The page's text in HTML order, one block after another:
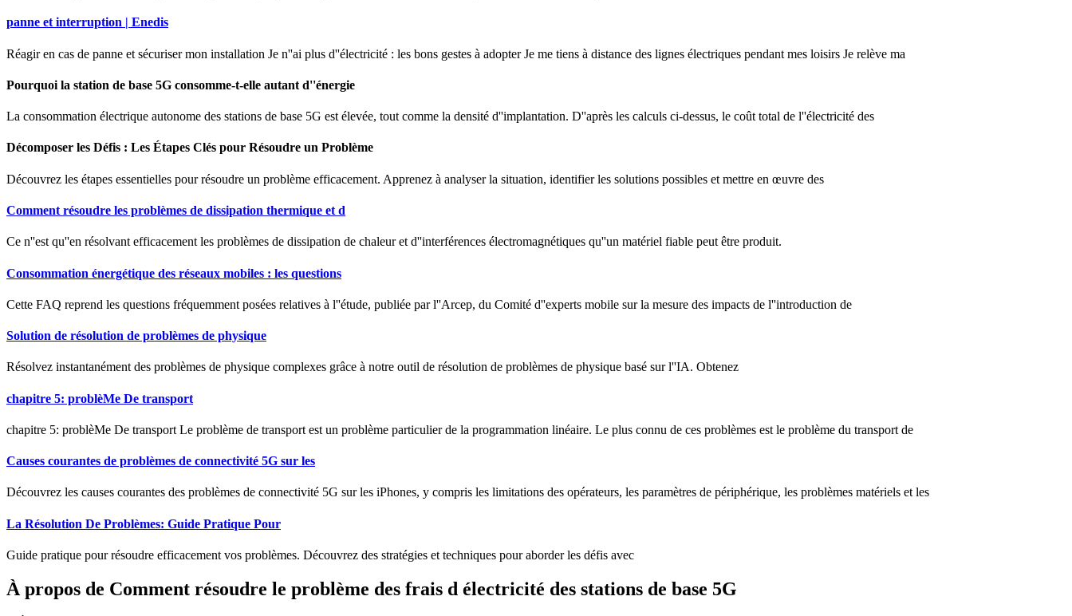
panne et interruption | Enedis
Réagir en cas de panne et sécuriser mon installation Je n''ai plus d''électricité : les bons gestes à adopter Je me tiens à distance des lignes électriques pendant mes loisirs Je relève ma
Pourquoi la station de base 5G consomme-t-elle autant d''énergie
La consommation électrique autonome des stations de base 5G est élevée, tout comme la densité d''implantation. D''après les calculs ci-dessus, le coût total de l''électricité des
Décomposer les Défis : Les Étapes Clés pour Résoudre un Problème
Découvrez les étapes essentielles pour résoudre un problème efficacement. Apprenez à analyser la situation, identifier les solutions possibles et mettre en œuvre des
Comment résoudre les problèmes de dissipation thermique et d
Ce n''est qu''en résolvant efficacement les problèmes de dissipation de chaleur et d''interférences électromagnétiques qu''un matériel fiable peut être produit.
Consommation énergétique des réseaux mobiles : les questions
Cette FAQ reprend les questions fréquemment posées relatives à l''étude, publiée par l''Arcep, du Comité d''experts mobile sur la mesure des impacts de l''introduction de
Solution de résolution de problèmes de physique
Résolvez instantanément des problèmes de physique complexes grâce à notre outil de résolution de problèmes de physique basé sur l''IA. Obtenez
chapitre 5: problèMe De transport
chapitre 5: problèMe De transport Le problème de transport est un problème particulier de la programmation linéaire. Le plus connu de ces problèmes est le problème du transport de
Causes courantes de problèmes de connectivité 5G sur les
Découvrez les causes courantes des problèmes de connectivité 5G sur les iPhones, y compris les limitations des opérateurs, les paramètres de périphérique, les problèmes matériels et les
La Résolution De Problèmes: Guide Pratique Pour
Guide pratique pour résoudre efficacement vos problèmes. Découvrez des stratégies et techniques pour aborder les défis avec
À propos de Comment résoudre le problème des frais d électricité des stations de base 5G